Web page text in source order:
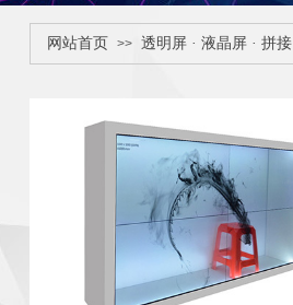
网站首页 >> 透明屏 · 液晶屏 · 拼接